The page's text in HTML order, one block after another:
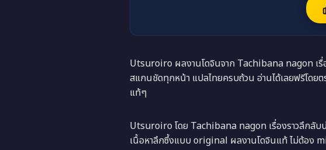
Utsuroiro ผลงานโดจินจาก Tachibana nagon เ
สแกนชัดทุกหน้า แปลไทยครบถ้วน อ่านได้เลยฟรีโด
แท้ๆ
Utsuroiro โดย Tachibana nagon เรื่องราวลึกลับ
เนื้อหาลึกซึ้งแบบ original ผลงานโดจินแท้ ไม่ต้อง